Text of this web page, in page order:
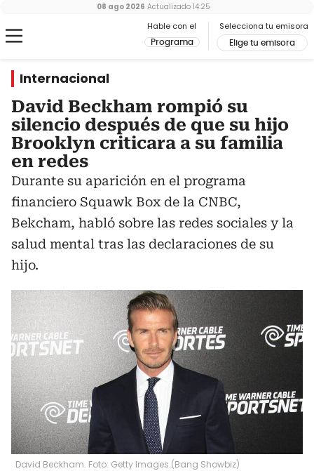
Hable con el
Programa
Selecciona tu emisora
Elige tu emisora
08 ago 2026 Actualizado 14:25
Internacional
David Beckham rompió su
silencio después de que su hijo
Brooklyn criticara a su familia
en redes
Durante su aparición en el programa
financiero Squawk Box de la CNBC,
Bekcham, habló sobre las redes sociales y la
salud mental tras las declaraciones de su
hijo.
David Beckham. Foto: Getty Images.(Bang Showbiz)